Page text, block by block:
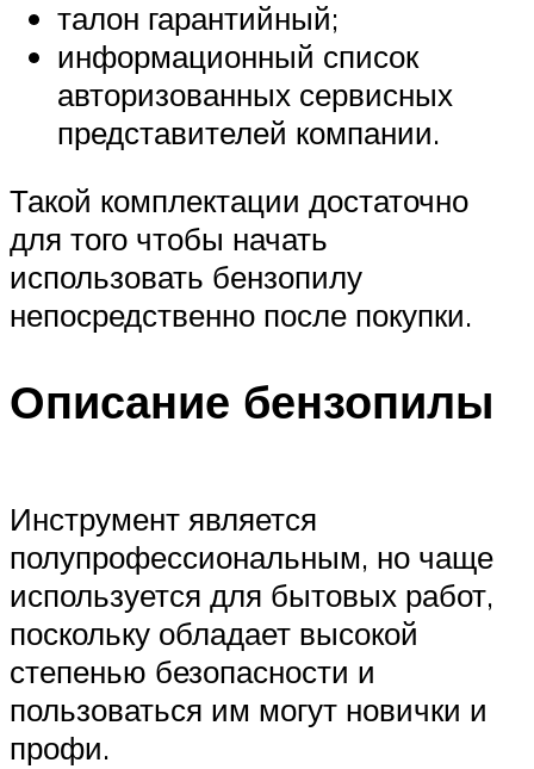
талон гарантийный;
информационный список
авторизованных сервисных
представителей компании.
Такой комплектации достаточно
для того чтобы начать
использовать бензопилу
непосредственно после покупки.
Описание бензопилы
Инструмент является
полупрофессиональным, но чаще
используется для бытовых работ,
поскольку обладает высокой
степенью безопасности и
пользоваться им могут новички и
профи.